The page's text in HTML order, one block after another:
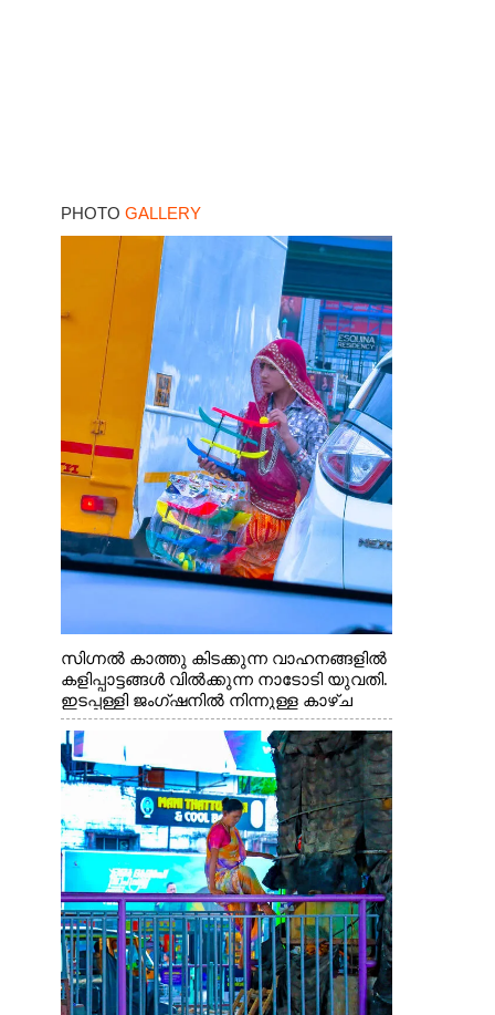
PHOTO GALLERY
സിഗ്നൽ കാത്തു കിടക്കുന്ന വാഹനങ്ങളിൽ
കളിപ്പാട്ടങ്ങൾ വിൽക്കുന്ന നാടോടി യുവതി.
ഇടപ്പള്ളി ജംഗ്ഷനിൽ നിന്നുള്ള കാഴ്ച